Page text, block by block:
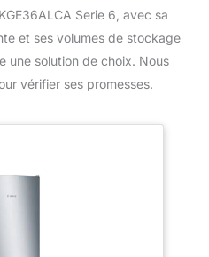
Serie 6, avec sa
et ses volumes de stockage
une solution de choix. Nous
vérifier ses promesses.